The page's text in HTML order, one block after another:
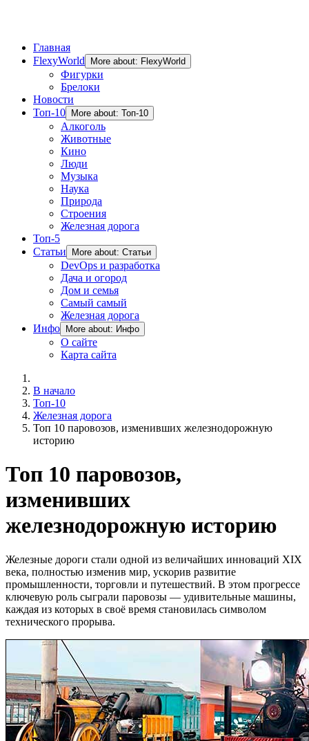
Главная
FlexyWorld
More about: FlexyWorld
Фигурки
Брелоки
Новости
Топ-10
More about: Топ-10
Алкоголь
Животные
Кино
Люди
Музыка
Наука
Природа
Строения
Железная дорога
Топ-5
Статьи
More about: Статьи
DevOps и разработка
Дача и огород
Дом и семья
Самый самый
Железная дорога
Инфо
More about: Инфо
О сайте
Карта сайта
В начало
Топ-10
Железная дорога
Топ 10 паровозов, изменивших железнодорожную
историю
Топ 10 паровозов,
изменивших
железнодорожную историю
Железные дороги стали одной из величайших инноваций XIX
века, полностью изменив мир, ускорив развитие
промышленности, торговли и путешествий. В этом прогрессе
ключевую роль сыграли паровозы — удивительные машины,
каждая из которых в своё время становилась символом
технического прорыва.